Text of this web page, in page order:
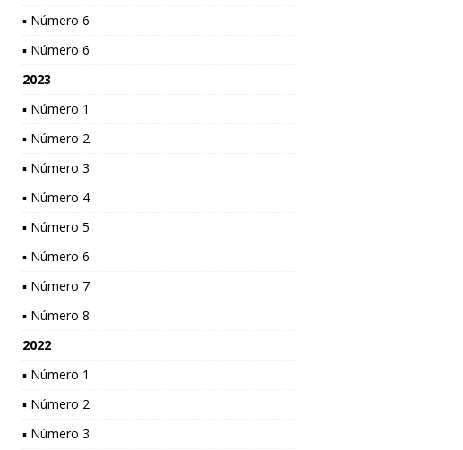
▪ Número 6
▪ Número 6
2023
▪ Número 1
▪ Número 2
▪ Número 3
▪ Número 4
▪ Número 5
▪ Número 6
▪ Número 7
▪ Número 8
2022
▪ Número 1
▪ Número 2
▪ Número 3